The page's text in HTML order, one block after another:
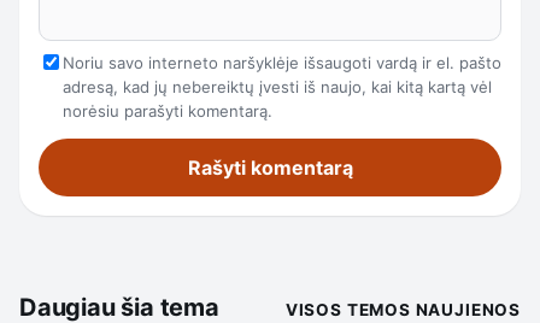
Noriu savo interneto naršyklėje išsaugoti vardą ir el. pašto
adresą, kad jų nebereiktų įvesti iš naujo, kai kitą kartą vėl
norėsiu parašyti komentarą.
Daugiau šia tema VISOS TEMOS NAUJIENOS